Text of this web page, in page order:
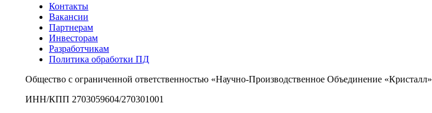
Контакты
Вакансии
Партнерам
Инвесторам
Разработчикам
Политика обработки ПД
Общество с ограниченной ответственностью «Научно-Производственное Объединение «Кристалл»
ИНН/КПП 2703059604/270301001